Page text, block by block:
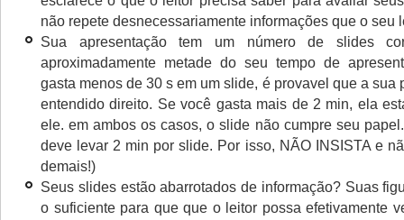
não repete desnecessariamente informações que o seu
Sua apresentação tem um número de slides
aproximadamente metade do seu tempo de
gasta menos de 30 s em um slide, é provavel que a sua
entendido direito. Se você gasta mais de 2 min, ela
ele. em ambos os casos, o slide não cumpre seu
deve levar 2 min por slide. Por isso, NÃO INSISTA e
demais!)
Seus slides estão abarrotados de informação? Suas
o suficiente para que que o leitor possa efetivamente